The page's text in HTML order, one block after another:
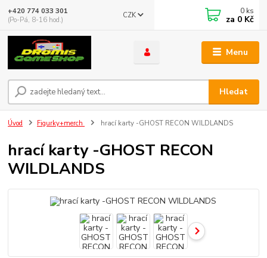
Menu
CZK
Hledat
+420 774 033 301
(Po-Pá, 8-16 hod.)
0 ks
za 0 Kč
Úvod Figurky+merch hrací karty -GHOST RECON WILDLANDS
hrací karty -GHOST RECON
WILDLANDS